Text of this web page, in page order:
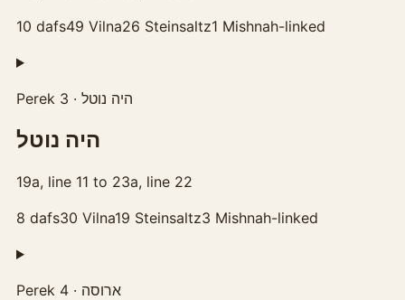
10 dafs49 Vilna26 Steinsaltz1 Mishnah-linked
Perek 3 · היה נוטל
היה נוטל
19a, line 11 to 23a, line 22
8 dafs30 Vilna19 Steinsaltz3 Mishnah-linked
Perek 4 · ארוסה